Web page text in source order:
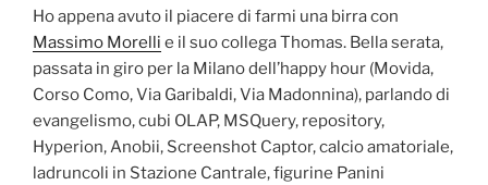
Ho appena avuto il piacere di farmi una birra con
Massimo Morelli e il suo collega Thomas. Bella serata,
passata in giro per la Milano dell’happy hour (Movida,
Corso Como, Via Garibaldi, Via Madonnina), parlando di
evangelismo, cubi OLAP, MSQuery, repository,
Hyperion, Anobii, Screenshot Captor, calcio amatoriale,
ladruncoli in Stazione Cantrale, figurine Panini